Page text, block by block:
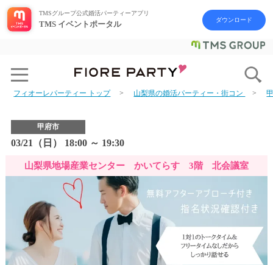
TMSグループ公式婚活パーティーアプリ
TMS イベントポータル ダウンロード
フィオーレパーティー トップ 山梨県の婚活パーティー・街コン
甲府市
03/21（日） 18:00 ～ 19:30
山梨県地場産業センター かいてらす 3階 北会議室